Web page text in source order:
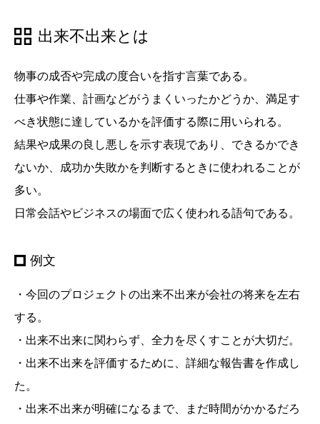
出来不出来とは
物事の成否や完成の度合いを指す言葉である。
仕事や作業、計画などがうまくいったかどうか、満足す
べき状態に達しているかを評価する際に用いられる。
結果や成果の良し悪しを示す表現であり、できるかでき
ないか、成功か失敗かを判断するときに使われることが
多い。
日常会話やビジネスの場面で広く使われる語句である。
例文
・今回のプロジェクトの出来不出来が会社の将来を左右
する。
・出来不出来に関わらず、全力を尽くすことが大切だ。
・出来不出来を評価するために、詳細な報告書を作成し
た。
・出来不出来が明確になるまで、まだ時間がかかるだろ